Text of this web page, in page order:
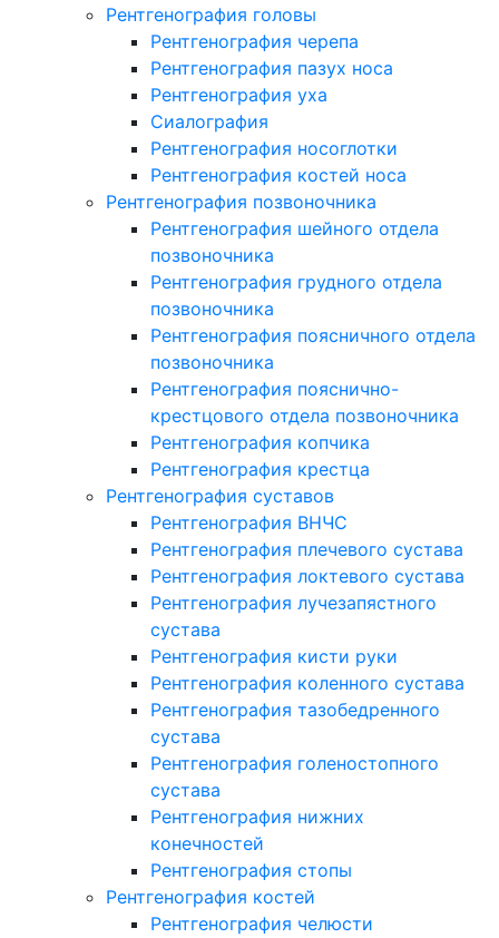
Рентгенография головы
Рентгенография черепа
Рентгенография пазух носа
Рентгенография уха
Сиалография
Рентгенография носоглотки
Рентгенография костей носа
Рентгенография позвоночника
Рентгенография шейного отдела
позвоночника
Рентгенография грудного отдела
позвоночника
Рентгенография поясничного отдела
позвоночника
Рентгенография пояснично-
крестцового отдела позвоночника
Рентгенография копчика
Рентгенография крестца
Рентгенография суставов
Рентгенография ВНЧС
Рентгенография плечевого сустава
Рентгенография локтевого сустава
Рентгенография лучезапястного
сустава
Рентгенография кисти руки
Рентгенография коленного сустава
Рентгенография тазобедренного
сустава
Рентгенография голеностопного
сустава
Рентгенография нижних
конечностей
Рентгенография стопы
Рентгенография костей
Рентгенография челюсти